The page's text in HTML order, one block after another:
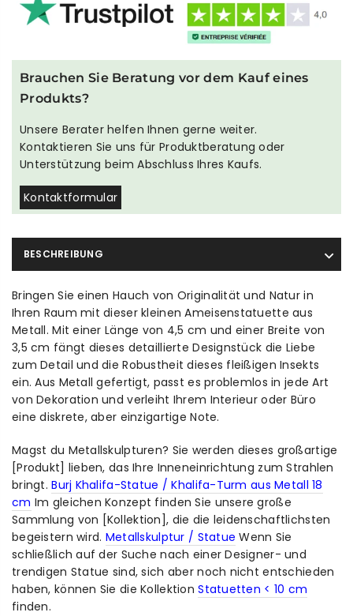
Brauchen Sie Beratung vor dem Kauf eines
Produkts?
Unsere Berater helfen Ihnen gerne weiter.
Kontaktieren Sie uns für Produktberatung oder
Unterstützung beim Abschluss Ihres Kaufs.
Kontaktformular
BESCHREIBUNG
Bringen Sie einen Hauch von Originalität und Natur in
Ihren Raum mit dieser kleinen Ameisenstatuette aus
Metall. Mit einer Länge von 4,5 cm und einer Breite von
3,5 cm fängt dieses detaillierte Designstück die Liebe
zum Detail und die Robustheit dieses fleißigen Insekts
ein. Aus Metall gefertigt, passt es problemlos in jede Art
von Dekoration und verleiht Ihrem Interieur oder Büro
eine diskrete, aber einzigartige Note.
Magst du Metallskulpturen? Sie werden dieses großartige
[Produkt] lieben, das Ihre Inneneinrichtung zum Strahlen
bringt.Burj Khalifa-Statue / Khalifa-Turm aus Metall 18
cm Im gleichen Konzept finden Sie unsere große
Sammlung von [Kollektion], die die leidenschaftlichsten
begeistern wird. Metallskulptur / Statue Wenn Sie
schließlich auf der Suche nach einer Designer- und
trendigen Statue sind, sich aber noch nicht entschieden
haben, können Sie die KollektionStatuetten < 10 cm
finden.